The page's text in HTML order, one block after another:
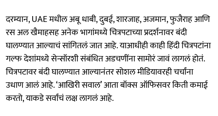
दरम्यान, UAE मधील अबू धाबी, दुबई, शारजाह, अजमान, फुजैराह आणि
रस अल खैमाहसह अनेक भागांमध्ये चित्रपटाच्या प्रदर्शनावर बंदी
घालण्यात आल्याचं सांगितलं जात आहे. याआधीही काही हिंदी चित्रपटांना
गल्फ देशांमध्ये सेन्सॉरशी संबंधित अडचणींना सामोरं जावं लागलं होतं.
चित्रपटावर बंदी घालण्यात आल्यानंतर सोशल मीडियावरही चर्चांना
उधाण आलं आहे. ‘आखिरी सवाल’ आता बॉक्स ऑफिसवर किती कमाई
करतो, याकडे सर्वांचं लक्ष लागलं आहे.